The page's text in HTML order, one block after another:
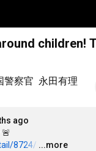
children!
察官  永田有理
ago
8724/ …
...more